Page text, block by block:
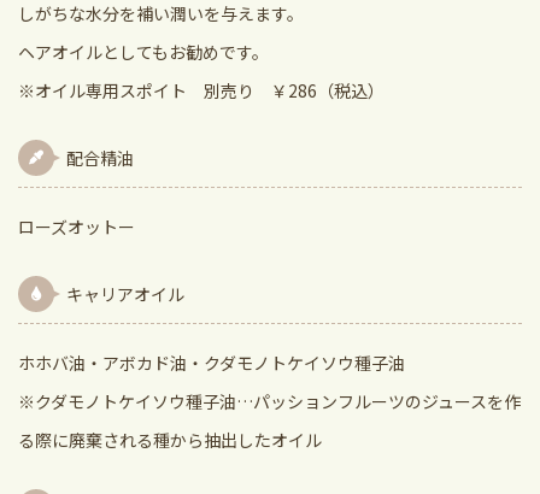
しがちな水分を補い潤いを与えます。
ヘアオイルとしてもお勧めです。
※オイル専用スポイト 別売り ￥286（税込）
配合精油
ローズオットー
キャリアオイル
ホホバ油・アボカド油・クダモノトケイソウ種子油
※クダモノトケイソウ種子油…パッションフルーツのジュースを作
る際に廃棄される種から抽出したオイル